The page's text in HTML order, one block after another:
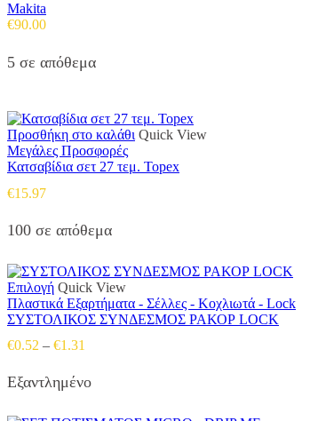
Makita
€90.00
5 σε απόθεμα
Προσθήκη στο καλάθι Quick View
Μεγάλες Προσφορές
Κατσαβίδια σετ 27 τεμ. Topex
€15.97
100 σε απόθεμα
Επιλογή Αυτό
το
προϊόν
πολλαπλές
Οι
Quick View
Πλαστικά Εξαρτήματα - Σέλλες - Κοχλιωτά - Lock
ΣΥΣΤΟΛΙΚΟΣ ΣΥΝΔΕΣΜΟΣ ΡΑΚΟΡ LOCK
€0.52 – €1.31
through
Εξαντλημένο